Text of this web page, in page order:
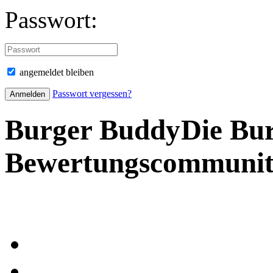
Passwort:
angemeldet bleiben
Passwort vergessen?
Burger BuddyDie